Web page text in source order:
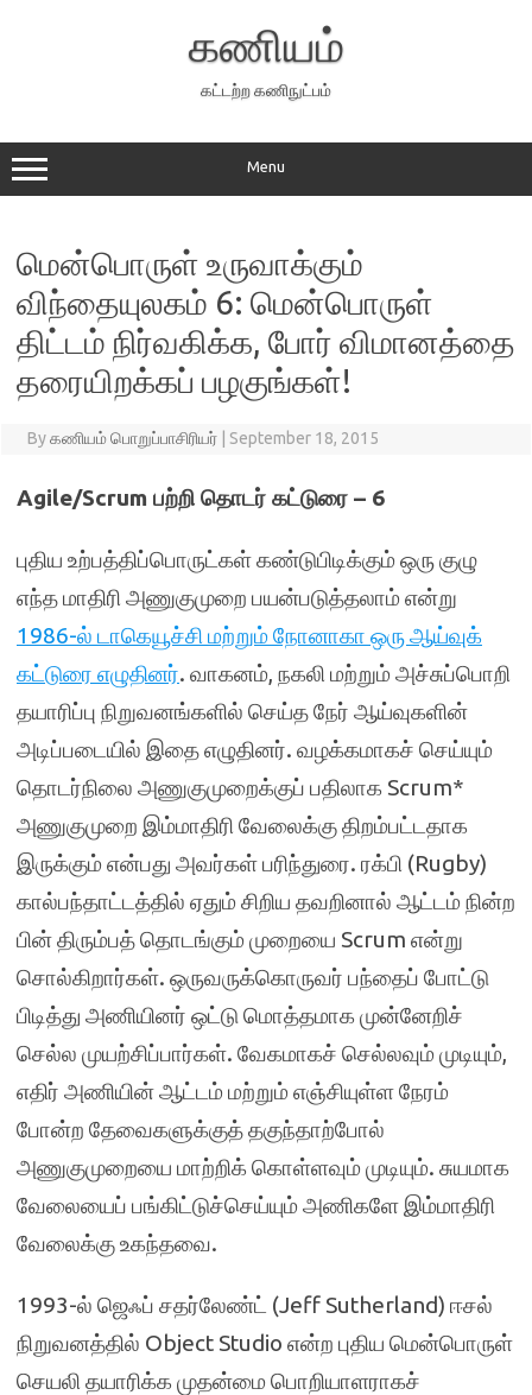
கணியம்
கட்டற்ற கணிநுட்பம்
Menu
மென்பொருள் உருவாக்கும்
விந்தையுலகம் 6: மென்பொருள்
திட்டம் நிர்வகிக்க, போர் விமானத்தை
தரையிறக்கப் பழகுங்கள்!
Byகணியம் பொறுப்பாசிரியர் September 18, 2015
Agile/Scrum பற்றி தொடர் கட்டுரை – 6
புதிய உற்பத்திப்பொருட்கள் கண்டுபிடிக்கும் ஒரு குழு
எந்த மாதிரி அணுகுமுறை பயன்படுத்தலாம் என்று
1986-ல் டாகெயூச்சி மற்றும் நோனாகா ஒரு ஆய்வுக்
கட்டுரை எழுதினர். வாகனம், நகலி மற்றும் அச்சுப்பொறி
தயாரிப்பு நிறுவனங்களில் செய்த நேர் ஆய்வுகளின்
அடிப்படையில் இதை எழுதினர். வழக்கமாகச் செய்யும்
தொடர்நிலை அணுகுமுறைக்குப் பதிலாக Scrum*
அணுகுமுறை இம்மாதிரி வேலைக்கு திறம்பட்டதாக
இருக்கும் என்பது அவர்கள் பரிந்துரை. ரக்பி (Rugby)
கால்பந்தாட்டத்தில் ஏதும் சிறிய தவறினால் ஆட்டம் நின்ற
பின் திரும்பத் தொடங்கும் முறையை Scrum என்று
சொல்கிறார்கள். ஒருவருக்கொருவர் பந்தைப் போட்டு
பிடித்து அணியினர் ஒட்டு மொத்தமாக முன்னேறிச்
செல்ல முயற்சிப்பார்கள். வேகமாகச் செல்லவும் முடியும்,
எதிர் அணியின் ஆட்டம் மற்றும் எஞ்சியுள்ள நேரம்
போன்ற தேவைகளுக்குத் தகுந்தாற்போல்
அணுகுமுறையை மாற்றிக் கொள்ளவும் முடியும். சுயமாக
வேலையைப் பங்கிட்டுச்செய்யும் அணிகளே இம்மாதிரி
வேலைக்கு உகந்தவை.
1993-ல் ஜெஃப் சதர்லேண்ட் (Jeff Sutherland) ஈசல்
நிறுவனத்தில் Object Studio என்ற புதிய மென்பொருள்
செயலி தயாரிக்க முதன்மை பொறியாளராகச்